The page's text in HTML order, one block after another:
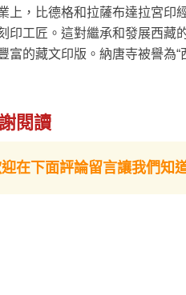
，比德格和拉薩布達拉宮印
印工匠。這對繼承和發展西藏
的藏文印版。納唐寺被譽為“
閱讀
在下面評論留言讓我們知